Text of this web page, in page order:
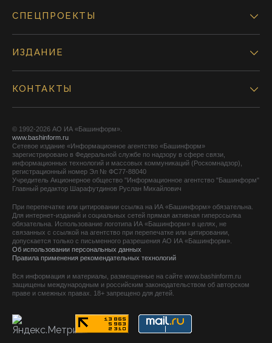
СПЕЦПРОЕКТЫ
ИЗДАНИЕ
КОНТАКТЫ
© 1992-2026 АО ИА «Башинформ».
www.bashinform.ru
Сетевое издание «Информационное агентство «Башинформ»
зарегистрировано в Федеральной службе по надзору в сфере связи,
информационных технологий и массовых коммуникаций (Роскомнадзор),
регистрационный номер Эл № ФС77-88040
Учредитель Акционерное общество "Информационное агентство "Башинформ"
Главный редактор Шарафутдинов Руслан Михайлович
При перепечатке или цитировании ссылка на ИА «Башинформ» обязательна.
Для интернет-изданий и социальных сетей прямая активная гиперссылка
обязательна. Использование логотипа ИА «Башинформ» в целях, не
связанных с ссылкой на агентство при перепечатке или цитировании,
допускается только с письменного разрешения АО ИА «Башинформ».
Об использовании персональных данных
Правила применения рекомендательных технологий
Вся информация и материалы, размещенные на сайте www.bashinform.ru
защищены международным и российским законодательством об авторском
праве и смежных правах. 18+ запрещено для детей.